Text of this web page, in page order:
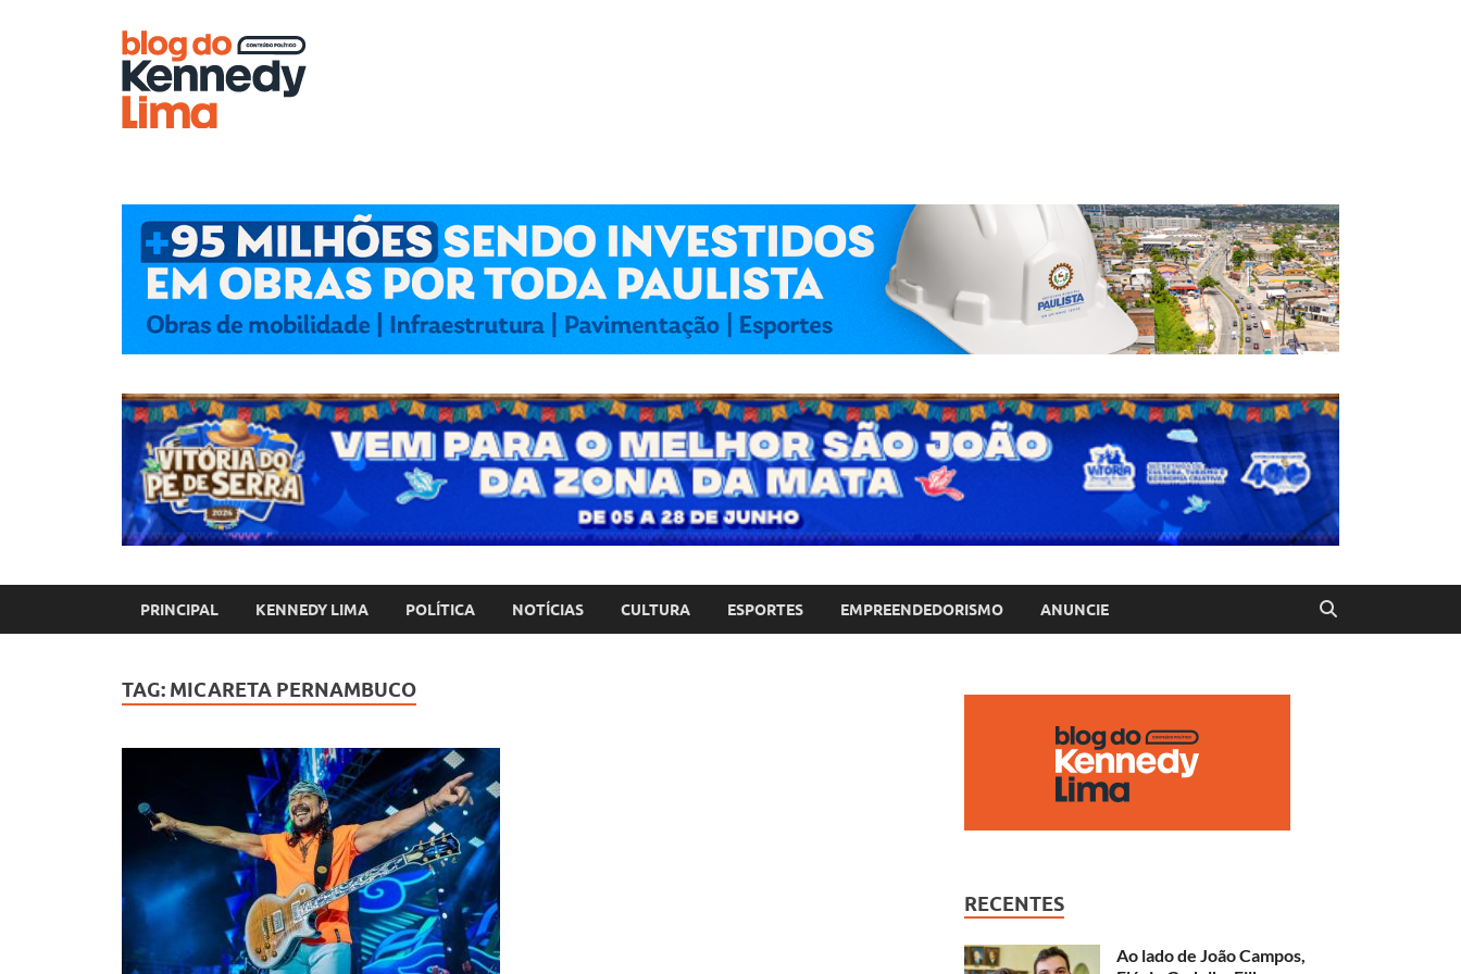
PRINCIPAL KENNEDY LIMA POLÍTICA NOTÍCIAS CULTURA ESPORTES EMPREENDEDORISMO ANUNCIE
TAG: MICARETA PERNAMBUCO
RECENTES
Ao lado de João Campos,